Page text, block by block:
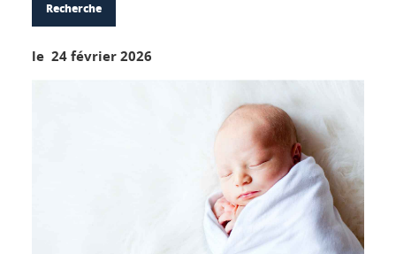
Recherche
le 24 février 2026